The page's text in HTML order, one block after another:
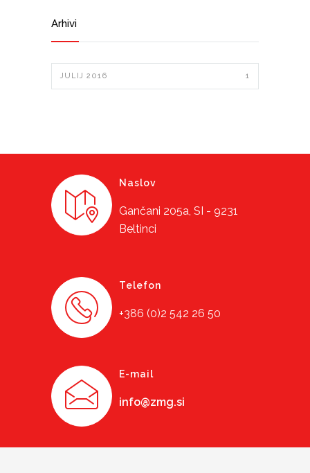
Arhivi
JULIJ 2016 1
Naslov
Gančani 205a, SI - 9231
Beltinci
Telefon
+386 (0)2 542 26 50
E-mail
info@zmg.si